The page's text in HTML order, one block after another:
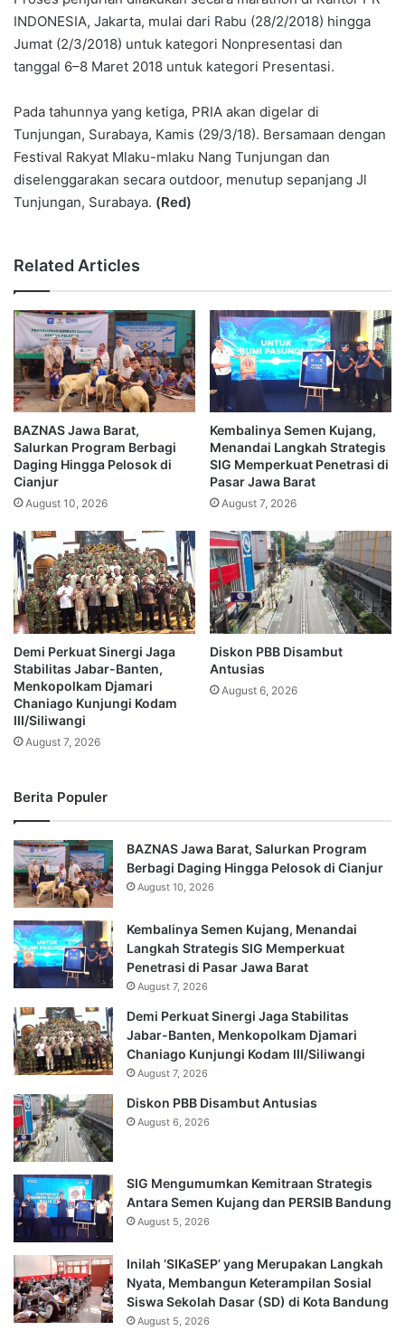
INDONESIA, Jakarta, mulai dari Rabu (28/2/2018) hingga
Jumat (2/3/2018) untuk kategori Nonpresentasi dan
tanggal 6–8 Maret 2018 untuk kategori Presentasi.
Pada tahunnya yang ketiga, PRIA akan digelar di
Tunjungan, Surabaya, Kamis (29/3/18). Bersamaan dengan
Festival Rakyat Mlaku-mlaku Nang Tunjungan dan
diselenggarakan secara outdoor, menutup sepanjang Jl
Tunjungan, Surabaya. (Red)
Related Articles
BAZNAS Jawa Barat,
Salurkan Program Berbagi
Daging Hingga Pelosok di
Cianjur
August 10, 2026
Kembalinya Semen Kujang,
Menandai Langkah Strategis
SIG Memperkuat Penetrasi di
Pasar Jawa Barat
August 7, 2026
Demi Perkuat Sinergi Jaga
Stabilitas Jabar-Banten,
Menkopolkam Djamari
Chaniago Kunjungi Kodam
III/Siliwangi
August 7, 2026
Diskon PBB Disambut
Antusias
August 6, 2026
Berita Populer
BAZNAS Jawa Barat, Salurkan Program
Berbagi Daging Hingga Pelosok di Cianjur
August 10, 2026
Kembalinya Semen Kujang, Menandai
Langkah Strategis SIG Memperkuat
Penetrasi di Pasar Jawa Barat
August 7, 2026
Demi Perkuat Sinergi Jaga Stabilitas
Jabar-Banten, Menkopolkam Djamari
Chaniago Kunjungi Kodam III/Siliwangi
August 7, 2026
Diskon PBB Disambut Antusias
August 6, 2026
SIG Mengumumkan Kemitraan Strategis
Antara Semen Kujang dan PERSIB Bandung
August 5, 2026
Inilah ‘SIKaSEP’ yang Merupakan Langkah
Nyata, Membangun Keterampilan Sosial
Siswa Sekolah Dasar (SD) di Kota Bandung
August 5, 2026